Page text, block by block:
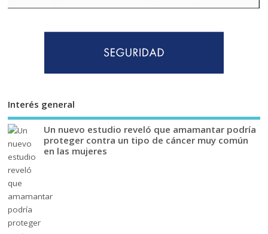
Interés general
Un nuevo estudio reveló que amamantar podría
proteger contra un tipo de cáncer muy común
en las mujeres